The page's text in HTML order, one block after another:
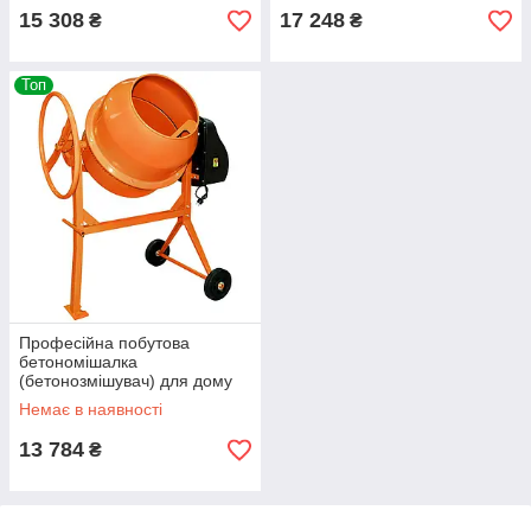
15 308 ₴ 17 248 ₴
Топ
Професійна побутова
бетономішалка
(бетонозмішувач) для дому
Кентавр БМ-125Е : 550 Вт,
бетономішалка 125л (55573)
Немає в наявності
13 784 ₴